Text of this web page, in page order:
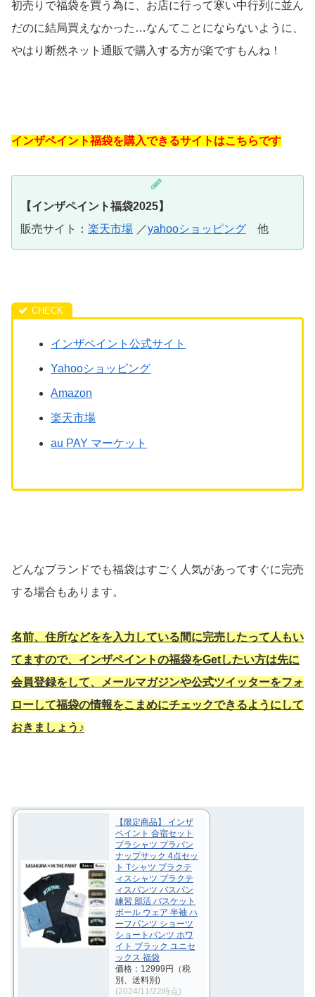
初売りで福袋を買う為に、お店に行って寒い中行列に並ん
だのに結局買えなかった…なんてことにならないように、
やはり断然ネット通販で購入する方が楽ですもんね！
インザペイント福袋を購入できるサイトはこちらです
【インザペイント福袋2025】
販売サイト： 楽天市場 ／yahooショッピング 他
インザペイント公式サイト
Yahooショッピング
Amazon
楽天市場
au PAY マーケット
どんなブランドでも福袋はすごく人気があってすぐに完売
する場合もあります。
名前、住所などをを入力している間に完売したって人もい
てますので、インザペイントの福袋をGetしたい方は先に
会員登録をして、メールマガジンや公式ツイッターをフォ
ローして福袋の情報をこまめにチェックできるようにして
おきましょう♪
【限定商品】 インザ
ペイント 合宿セット
プラシャツ プラパン
ナップサック 4点セッ
ト Tシャツ プラクテ
ィスシャツ プラクテ
ィスパンツ バスパン
練習 部活 バスケット
ボール ウェア 半袖 ハ
ーフパンツ ショーツ
ショートパンツ ホワ
イト ブラック ユニセ
ックス 福袋
価格：12999円（税
別、送料別)
(2024/11/22時点)